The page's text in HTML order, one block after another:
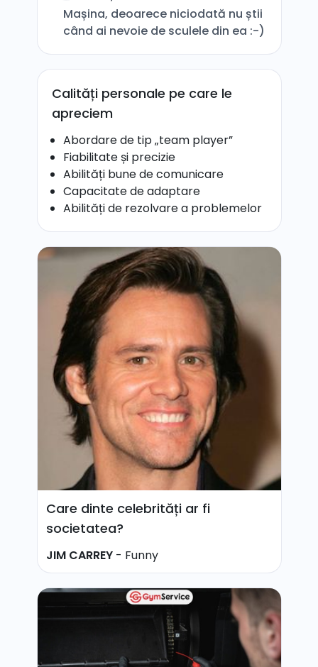
Mașina, deoarece niciodată nu știi
când ai nevoie de sculele din ea :-)
Calități personale pe care le
apreciem
Abordare de tip „team player”
Fiabilitate și precizie
Abilități bune de comunicare
Capacitate de adaptare
Abilități de rezolvare a problemelor
Care dinte celebrități ar fi
societatea?
JIM CARREY- Funny